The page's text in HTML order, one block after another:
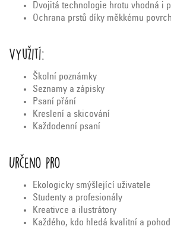
Dvojitá technologie hrotu vhodná i
Ochrana prstů díky měkkému
Využití:
Školní poznámky
Seznamy a zápisky
Psaní přání
Kreslení a skicování
Každodenní psaní
Určeno pro
Ekologicky smýšlející uživatele
Studenty a profesionály
Kreativce a ilustrátory
Každého, kdo hledá kvalitní a